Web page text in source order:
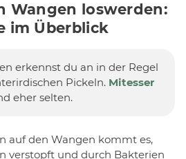
Wangen loswerden:
im Überblick
erkennst du an in der Regel
Pickeln. Mitesser
eher selten.
auf den Wangen kommt es,
verstopft und durch Bakterien